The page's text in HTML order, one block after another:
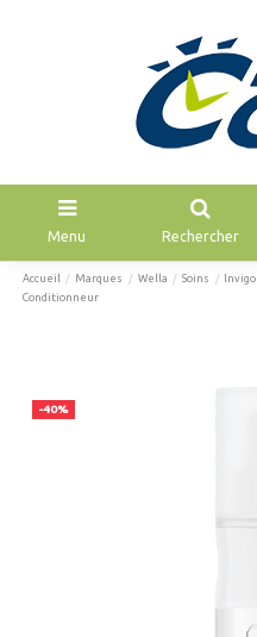
Menu Rechercher
Accueil Marques Wella Soins Invigo
Conditionneur
-40%